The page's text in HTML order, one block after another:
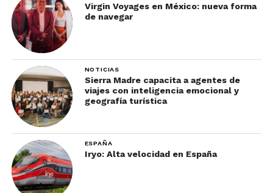
Virgin Voyages en México: nueva forma
de navegar
NOTICIAS
Sierra Madre capacita a agentes de
viajes con inteligencia emocional y
geografía turística
ESPAÑA
Iryo: Alta velocidad en España